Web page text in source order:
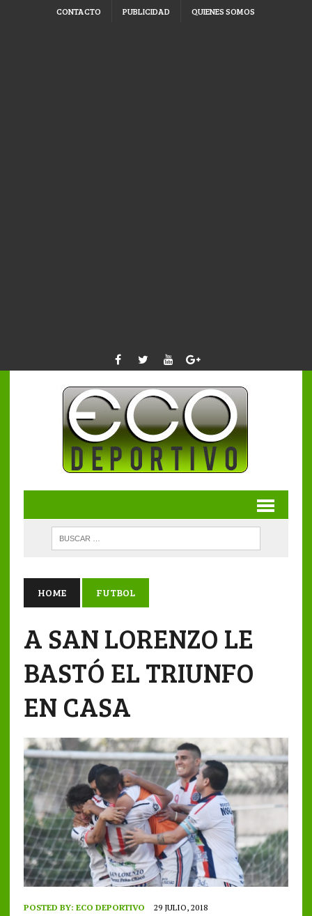
CONTACTO PUBLICIDAD QUIENES SOMOS
HOME FUTBOL
A SAN LORENZO LE
BASTÓ EL TRIUNFO
EN CASA
POSTED BY: ECO DEPORTIVO 29 JULIO, 2018